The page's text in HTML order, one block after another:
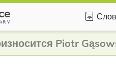
Piotr